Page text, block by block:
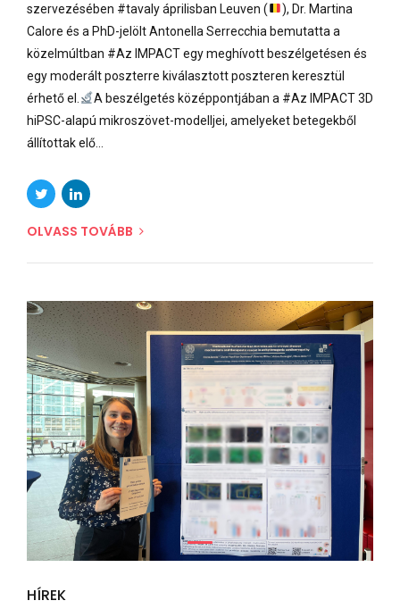
szervezésében #tavaly áprilisban Leuven (
), Dr. Martina
Calore és a PhD-jelölt Antonella Serrecchia bemutatta a
közelmúltban #Az IMPACT egy meghívott beszélgetésen és
egy moderált poszterre kiválasztott poszteren keresztül
érhető el.
A beszélgetés középpontjában a #Az IMPACT 3D
hiPSC-alapú mikroszövet-modelljei, amelyeket betegekből
állítottak elő...
OLVASS TOVÁBB
HÍREK